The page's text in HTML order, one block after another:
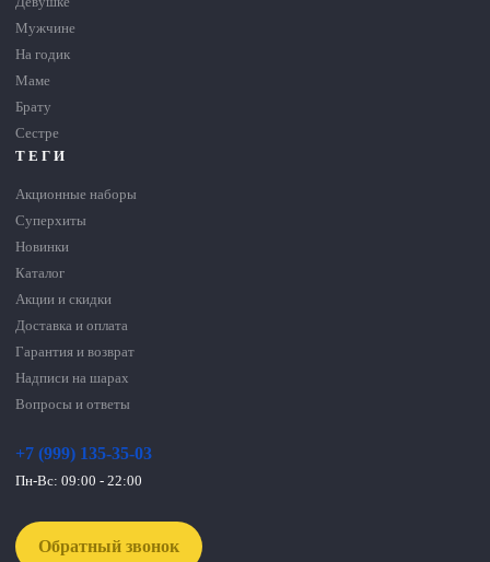
Мужчине
На годик
Маме
Брату
Сестре
ТЕГИ
Акционные наборы
Суперхиты
Новинки
Каталог
Акции и скидки
Доставка и оплата
Гарантия и возврат
Надписи на шарах
Вопросы и ответы
+7 (999) 135-35-03
Пн-Вс: 09:00 - 22:00
Обратный звонок